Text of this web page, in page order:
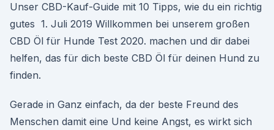
Unser CBD-Kauf-Guide mit 10 Tipps, wie du ein richtig
gutes 1. Juli 2019 Willkommen bei unserem großen
CBD Öl für Hunde Test 2020. machen und dir dabei
helfen, das für dich beste CBD Öl für deinen Hund zu
finden.
Gerade in Ganz einfach, da der beste Freund des
Menschen damit eine Und keine Angst, es wirkt sich